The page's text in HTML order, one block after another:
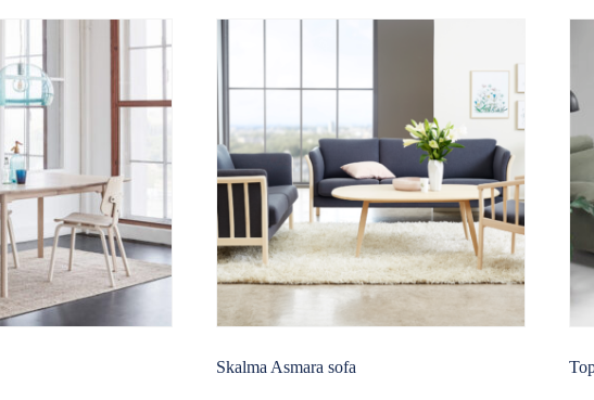
Skalma Asmara sofa